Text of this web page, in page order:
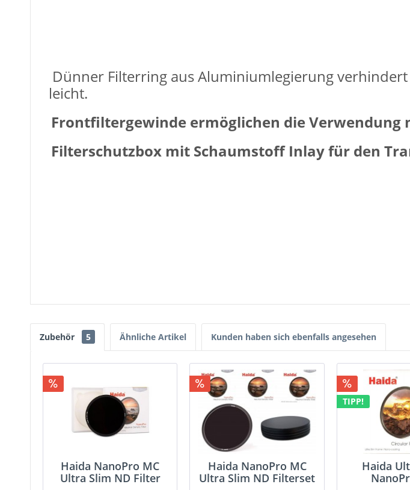
Dünner Filterring aus Aluminiumlegierung
leicht.
Frontfiltergewinde ermöglichen die Verwendung
Filterschutzbox mit Schaumstoff Inlay für den
Zubehör 5 Ähnliche Artikel Kunden haben sich ebenfalls angesehen
Haida NanoPro MC
Ultra Slim ND Filter
Haida NanoPro MC
Ultra Slim ND Filterset
TIPP!
Haida